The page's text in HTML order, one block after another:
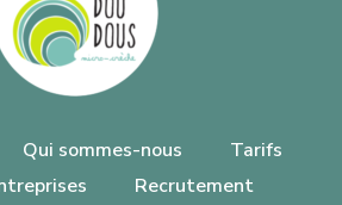
Qui sommes-nous
Tarifs
Recrutement